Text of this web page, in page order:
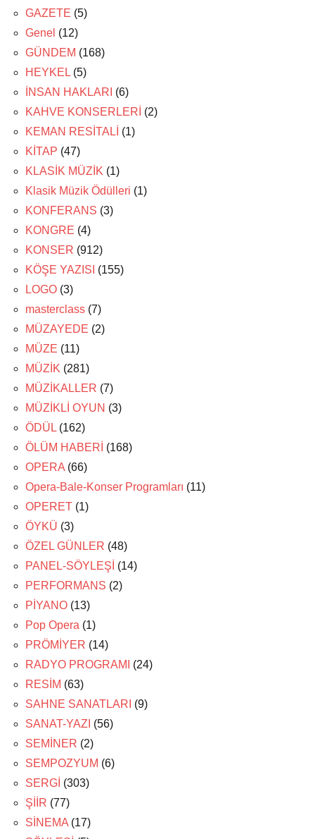
GAZETE (5)
Genel (12)
GÜNDEM (168)
HEYKEL (5)
İNSAN HAKLARI (6)
KAHVE KONSERLERİ (2)
KEMAN RESİTALİ (1)
KİTAP (47)
KLASİK MÜZİK (1)
Klasik Müzik Ödülleri (1)
KONFERANS (3)
KONGRE (4)
KONSER (912)
KÖŞE YAZISI (155)
LOGO (3)
masterclass (7)
MÜZAYEDE (2)
MÜZE (11)
MÜZİK (281)
MÜZİKALLER (7)
MÜZİKLİ OYUN (3)
ÖDÜL (162)
ÖLÜM HABERİ (168)
OPERA (66)
Opera-Bale-Konser Programları (11)
OPERET (1)
ÖYKÜ (3)
ÖZEL GÜNLER (48)
PANEL-SÖYLEŞİ (14)
PERFORMANS (2)
PİYANO (13)
Pop Opera (1)
PRÖMİYER (14)
RADYO PROGRAMI
(24)
RESİM (63)
SAHNE SANATLARI (9)
SANAT-YAZI (56)
SEMİNER (2)
SEMPOZYUM (6)
SERGİ (303)
ŞİİR (77)
SİNEMA (17)